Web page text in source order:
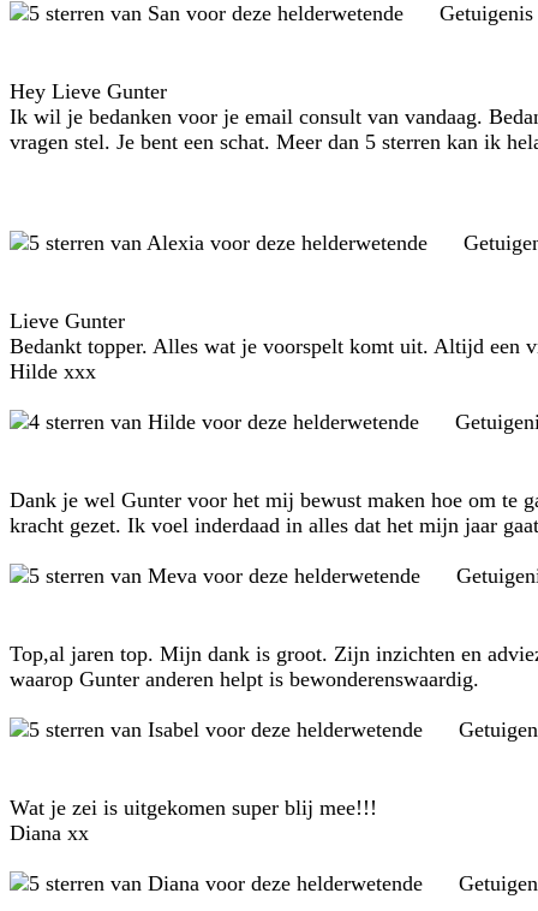
Hey Lieve Gunter
Ik wil je bedanken voor je email consult van vandaag.
vragen stel. Je bent een schat. Meer dan 5 sterren kan ik
Lieve Gunter
Bedankt topper. Alles wat je voorspelt komt uit. Altijd een
Hilde xxx
Dank je wel Gunter voor het mij bewust maken hoe om te
kracht gezet. Ik voel inderdaad in alles dat het mijn jaar
Top,al jaren top. Mijn dank is groot. Zijn inzichten en
waarop Gunter anderen helpt is bewonderenswaardig.
Wat je zei is uitgekomen super blij mee!!!
Diana xx